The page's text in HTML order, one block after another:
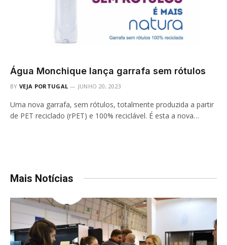
Água Monchique lança garrafa sem rótulos
BY VEJA PORTUGAL JUNHO 20, 2023
Uma nova garrafa, sem rótulos, totalmente produzida a partir
de PET reciclado (rPET) e 100% reciclável. É esta a nova…
Mais Notícias